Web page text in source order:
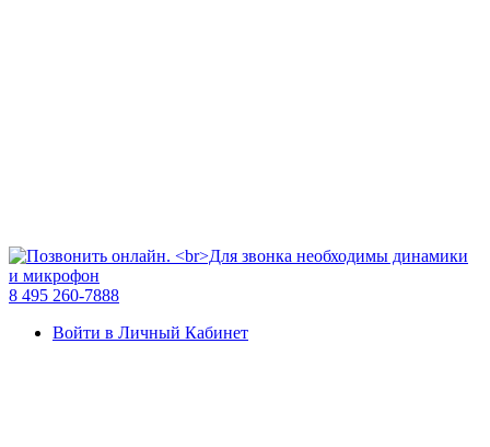
8 495 260-7888
Войти в Личный Кабинет